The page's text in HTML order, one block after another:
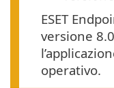
ESET
versione
operativo.